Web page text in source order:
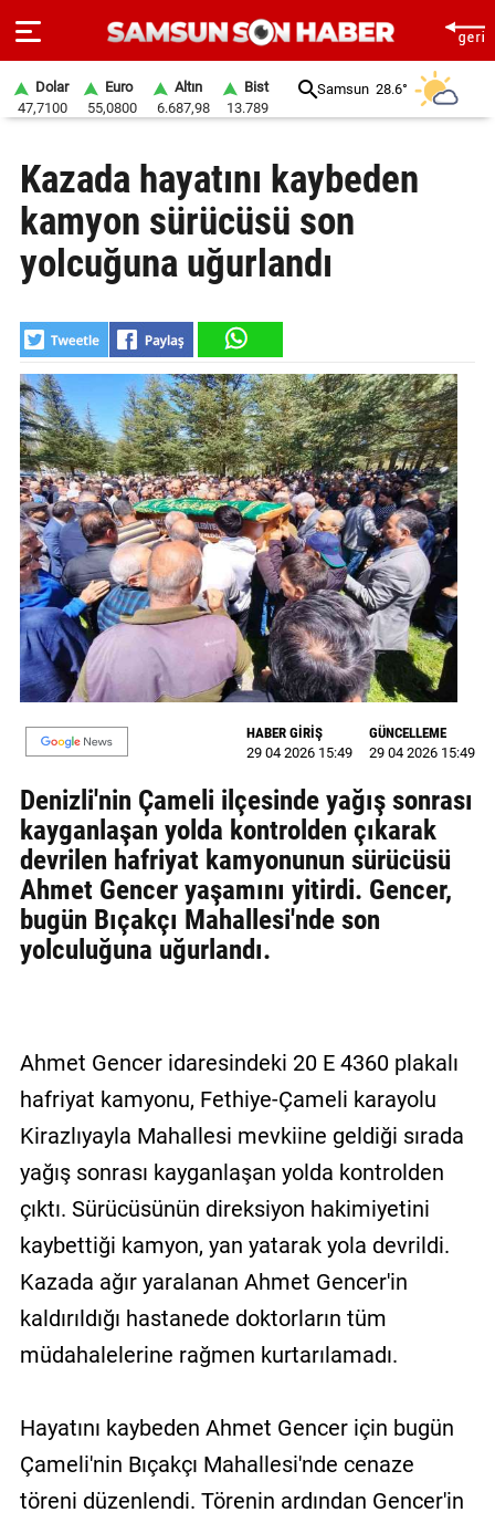
SAYFA
SAMSUN
HABER
GÜNDEM
SİYASET
EKONOMİ
DÜNYA
MAGAZİN
GALERİ
VİDEO
YAZARLAR
BİZE
ULAŞIN
Künye
İletişim
Gizlilik
Politikası
Dolar
47,7100
Euro
55,0800
Altın
6.687,98
Bist
13.789
Samsun 28.6°
Kazada hayatını kaybeden
kamyon sürücüsü son
yolcuğuna uğurlandı
HABER GİRİŞ
29 04 2026 15:49
GÜNCELLEME
29 04 2026 15:49
Denizli'nin Çameli ilçesinde yağış sonrası
kayganlaşan yolda kontrolden çıkarak
devrilen hafriyat kamyonunun sürücüsü
Ahmet Gencer yaşamını yitirdi. Gencer,
bugün Bıçakçı Mahallesi'nde son
yolculuğuna uğurlandı.
Ahmet Gencer idaresindeki 20 E 4360 plakalı
hafriyat kamyonu, Fethiye-Çameli karayolu
Kirazlıyayla Mahallesi mevkiine geldiği sırada
yağış sonrası kayganlaşan yolda kontrolden
çıktı. Sürücüsünün direksiyon hakimiyetini
kaybettiği kamyon, yan yatarak yola devrildi.
Kazada ağır yaralanan Ahmet Gencer'in
kaldırıldığı hastanede doktorların tüm
müdahalelerine rağmen kurtarılamadı.
Hayatını kaybeden Ahmet Gencer için bugün
Çameli'nin Bıçakçı Mahallesi'nde cenaze
töreni düzenlendi. Törenin ardından Gencer'in